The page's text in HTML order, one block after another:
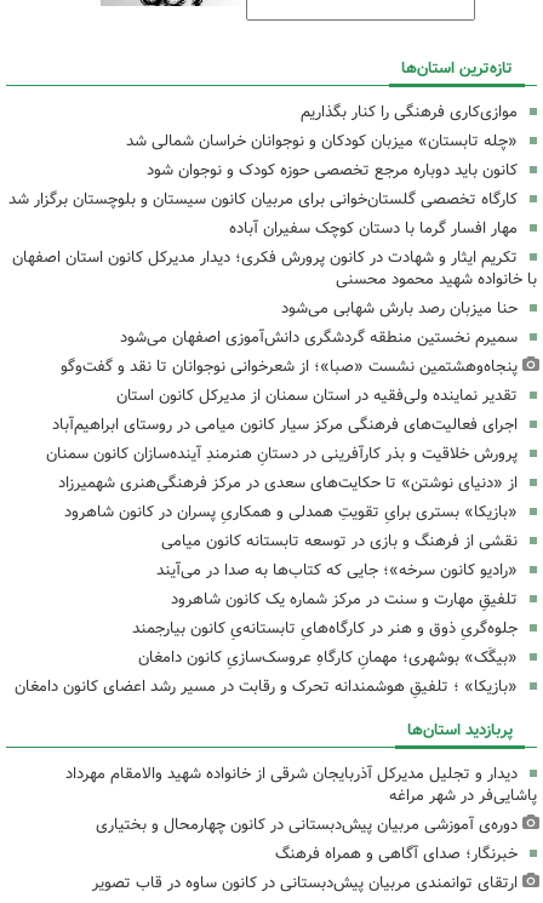
تازه‌ترین استان‌ها
موازی‌کاری فرهنگی را کنار بگذاریم
«چله تابستان» میزبان کودکان و نوجوانان خراسان شمالی شد
کانون باید دوباره مرجع تخصصی حوزه کودک و نوجوان شود
کارگاه تخصصی گلستان‌خوانی برای مربیان کانون سیستان و بلوچستان برگزار شد
مهار افسار گرما با دستان کوچک سفیران آباده
تکریم ایثار و شهادت در کانون پرورش فکری؛ دیدار مدیرکل کانون استان اصفهان
با خانواده شهید محمود محسنی
حنا میزبان رصد بارش شهابی می‌شود
سمیرم نخستین منطقه گردشگری دانش‌آموزی اصفهان می‌شود
پنجاه‌وهشتمین نشست «صبا»؛ از شعرخوانی نوجوانان تا نقد و گفت‌وگو
تقدیر نماینده ولی‌فقیه در استان سمنان از مدیرکل کانون استان
اجرای فعالیت‌های فرهنگی مرکز سیار کانون میامی در روستای ابراهیم‌آباد
پرورش خلاقیت و بذر کارآفرینی در دستانِ هنرمندِ آینده‌سازان کانون سمنان
از «دنیای نوشتن» تا حکایت‌های سعدی در مرکز فرهنگی‌هنری شهمیرزاد
«بازیکا» بستری برایِ تقویتِ همدلی و همکاریِ پسران در کانون شاهرود
نقشی از فرهنگ و بازی در توسعه تابستانه کانون میامی
«رادیو کانون سرخه»؛ جایی که کتاب‌ها به صدا در می‌آیند
تلفیقِ مهارت و سنت در مرکز شماره یک کانون شاهرود
جلوه‌گریِ ذوق و هنر در کارگاه‌هایِ تابستانه‌یِ کانون بیارجمند
«بیگَک» بوشهری؛ مهمانِ کارگاهِ عروسک‌سازیِ کانون دامغان
«بازیکا» ؛ تلفیقِ هوشمندانه تحرک و رقابت در مسیر رشد اعضای کانون دامغان
پربازدید استان‌ها
دیدار و تجلیل مدیرکل آذربایجان شرقی از خانواده شهید والامقام مهرداد
پاشایی‌فر در شهر مراغه
دوره‌ی آموزشی مربیان پیش‌دبستانی در کانون چهارمحال و بختیاری
خبرنگار؛ صدای آگاهی و همراه فرهنگ
ارتقای توانمندی مربیان پیش‌دبستانی در کانون ساوه در قاب تصویر